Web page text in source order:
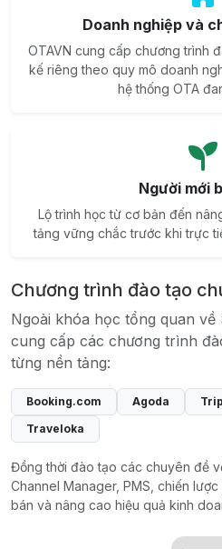
Doanh nghiệp và
OTAVN cung cấp chương trình
kế riêng theo quy mô doanh
hệ thống OTA
Người mới
Lộ trình học từ cơ bản đến
tảng vững chắc trước khi trực
Chương trình đào tạo
Ngoài khóa học tổng quan về
cung cấp các chương trình
từng nền tảng:
Booking.com Agoda
Traveloka
Đồng thời đào tạo các chuyên đề
Channel Manager, PMS, chiến
bán và nâng cao hiệu quả kinh